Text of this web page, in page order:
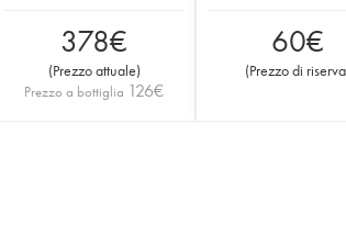
378€
(Prezzo attuale)
Prezzo a bottiglia 126€
60€
(Prezzo di riserva